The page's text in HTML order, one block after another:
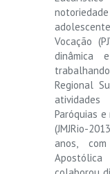
Vocação
dinâmica
Regional
Paróquias
(JMJRio-
anos,